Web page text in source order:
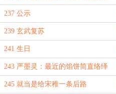
玩笑
237 公示
239 玄武复苏
241 生日
243 严墨灵：最近的馅饼简直络绎
不绝
245 就当是给宋稚一条后路